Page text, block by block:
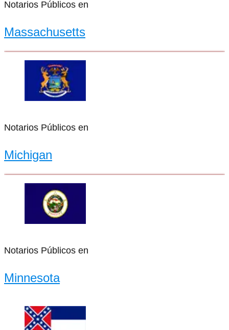
Notarios Públicos en
Massachusetts
Notarios Públicos en
Michigan
Notarios Públicos en
Minnesota